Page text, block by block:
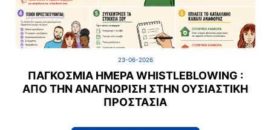
23-06-2026
ΠΑΓΚΌΣΜΙΑ ΗΜΈΡΑ WHISTLEBLOWING :
ΑΠΌ ΤΗΝ ΑΝΑΓΝΏΡΙΣΗ ΣΤΗΝ ΟΥΣΙΑΣΤΙΚΉ
ΠΡΟΣΤΑΣΊΑ